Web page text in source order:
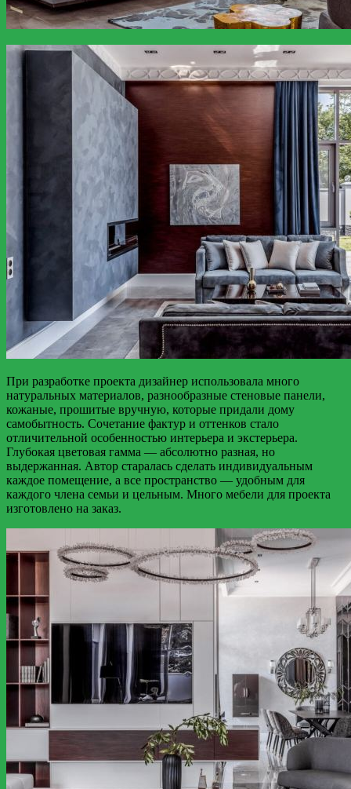
При разработке проекта дизайнер использовала много
натуральных материалов, разнообразные стеновые панели,
кожаные, прошитые вручную, которые придали дому
самобытность. Сочетание фактур и оттенков стало
отличительной особенностью интерьера и экстерьера.
Глубокая цветовая гамма — абсолютно разная, но
выдержанная. Автор старалась сделать индивидуальным
каждое помещение, а все пространство — удобным для
каждого члена семьи и цельным. Много мебели для проекта
изготовлено на заказ.